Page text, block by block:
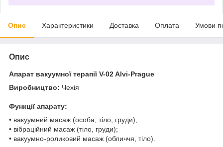
Опис Характеристики Доставка Оплата Умови
Опис
Апарат вакуумної терапії V-02 Alvi-Prague
Виробництво: Чехія
Функції апарату:
• вакуумний масаж (особа, тіло, груди);
• вібраційний масаж (тіло, груди);
• вакуумно-роликовий масаж (обличчя, тіло).